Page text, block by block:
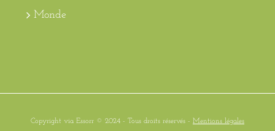
Monde
Copyright via Essorr © 2024 - Tous droits réservés - Mentions légales